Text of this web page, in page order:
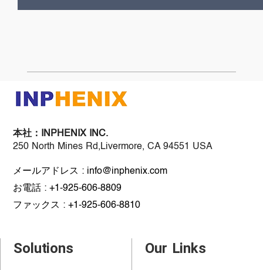
本社： INPHENIX INC.
250 North Mines Rd,Livermore, CA 94551 USA
メールアドレス : info@inphenix.com
お電話 : +1-925-606-8809
ファックス : +1-925-606-8810
Solutions Our Links